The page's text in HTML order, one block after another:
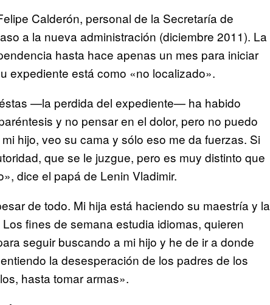
Calderón, personal de la Secretaría de
a la nueva administración (diciembre 2011). La
hasta hace apenas un mes para iniciar
expediente está como «no localizado».
—la perdida del expediente— ha habido
y no pensar en el dolor, pero no puedo
hijo, veo su cama y sólo eso me da fuerzas. Si
que se le juzgue, pero es muy distinto que
dice el papá de Lenin Vladimir.
de todo. Mi hija está haciendo su maestría y la
fines de semana estudia idiomas, quieren
seguir buscando a mi hijo y he de ir a donde
la desesperación de los padres de los
hasta tomar armas».